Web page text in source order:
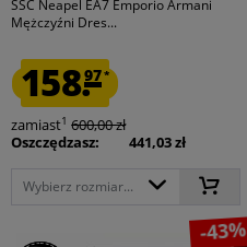
SSC Neapel EA7 Emporio Armani
Mężczyźni Dres...
158.97*
zamiast1 600,00 zł
Oszczędzasz:
441,03 zł
Wybierz rozmiar...
-43%